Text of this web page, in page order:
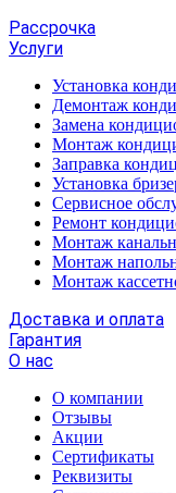
Рассрочка
Услуги
Установка
Демонтаж
Замена
Монтаж
Заправка
Установка
Сервисное
Ремонт
Монтаж
Монтаж
Монтаж
Доставка и оплата
Гарантия
О нас
О компании
Отзывы
Акции
Cертификаты
Реквизиты